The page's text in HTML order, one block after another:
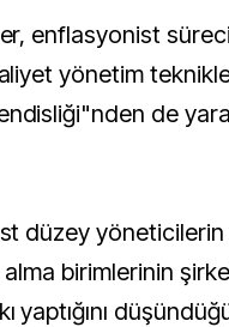
enflasyonist
yönetim
de
düzey
alma birimlerinin
yaptığını